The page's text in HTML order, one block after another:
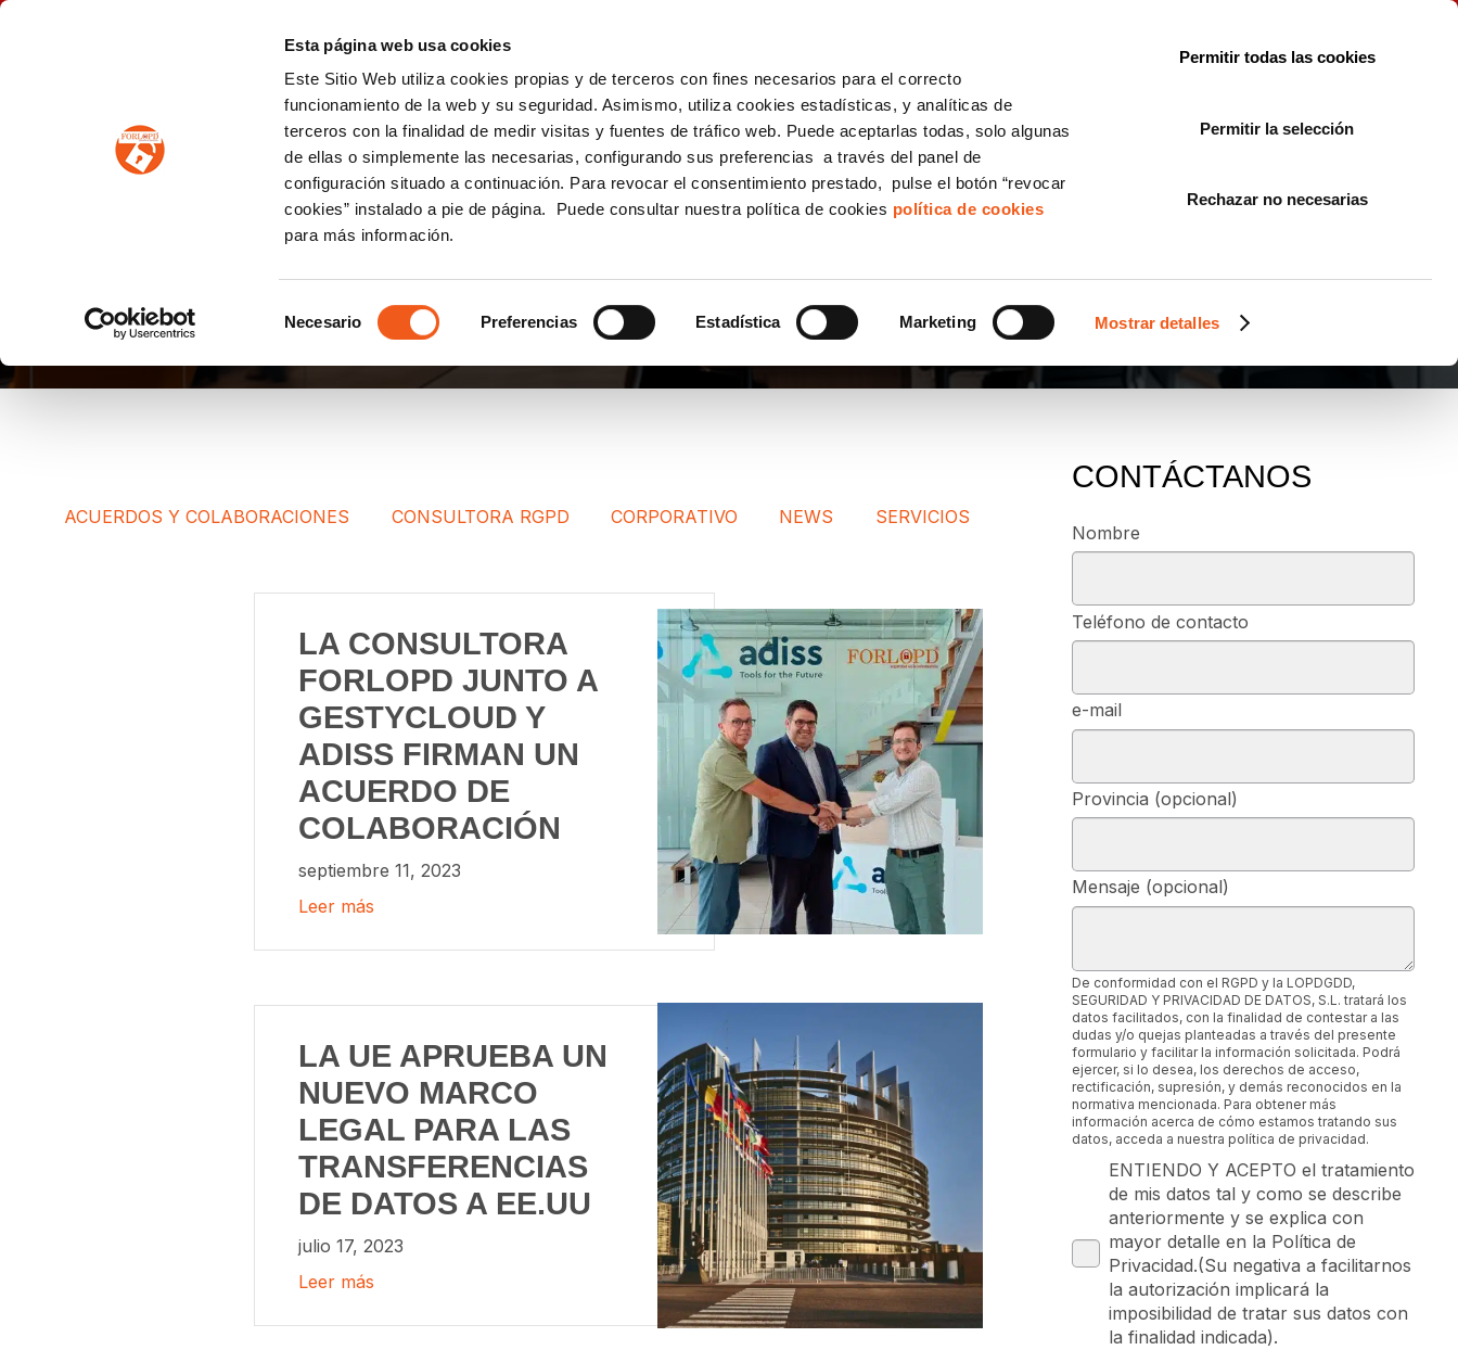
Esta página web usa cookies
Este Sitio Web utiliza cookies propias y de terceros con fines necesarios para el correcto
funcionamiento de la web y su seguridad. Asimismo, utiliza cookies estadísticas, y analíticas de
terceros con la finalidad de medir visitas y fuentes de tráfico web. Puede aceptarlas todas, solo algunas
de ellas o simplemente las necesarias, configurando sus preferencias a través del panel de
configuración situado a continuación. Para revocar el consentimiento prestado, pulse el botón “revocar
cookies” instalado a pie de página. Puede consultar nuestra política de cookies política de cookies
para más información.
de
Necesario Preferencias Estadística Marketing Mostrar detalles
Permitir todas las cookies
Permitir la selección
Rechazar no necesarias
PROTECCION DE DATOS IGUALDAD CONSULTORÍA ECOMMERCE LSSI CANAL DENUNCIAS
ACUERDOS Y COLABORACIONES CONSULTORA RGPD CORPORATIVO NEWS SERVICIOS
LA CONSULTORA
FORLOPD JUNTO A
GESTYCLOUD Y
ADISS FIRMAN UN
ACUERDO DE
COLABORACIÓN
septiembre 11, 2023
Leer más
LA UE APRUEBA UN
NUEVO MARCO
LEGAL PARA LAS
TRANSFERENCIAS
DE DATOS A EE.UU
julio 17, 2023
Leer más
CONTÁCTANOS
Nombre
Teléfono de contacto
e-mail
Provincia (opcional)
Mensaje (opcional)
De conformidad con el RGPD y la LOPDGDD,
SEGURIDAD Y PRIVACIDAD DE DATOS, S.L. tratará los
datos facilitados, con la finalidad de contestar a las
dudas y/o quejas planteadas a través del presente
formulario y facilitar la información solicitada. Podrá
ejercer, si lo desea, los derechos de acceso,
rectificación, supresión, y demás reconocidos en la
normativa mencionada. Para obtener más
información acerca de cómo estamos tratando sus
datos, acceda a nuestra política de privacidad.
ENTIENDO Y ACEPTO el tratamiento
de mis datos tal y como se describe
anteriormente y se explica con
mayor detalle en la Política de
Privacidad.(Su negativa a facilitarnos
la autorización implicará la
imposibilidad de tratar sus datos con
la finalidad indicada).